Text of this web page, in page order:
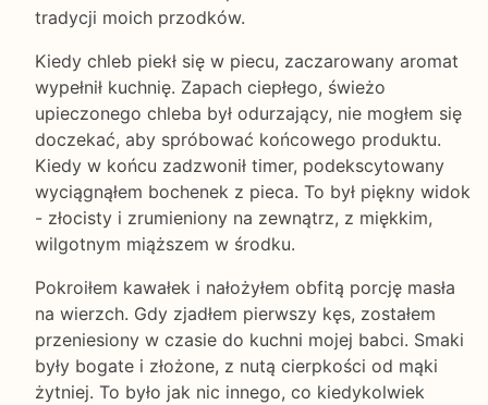
tradycji moich przodków.
Kiedy chleb piekł się w piecu, zaczarowany aromat
wypełnił kuchnię. Zapach ciepłego, świeżo
upieczonego chleba był odurzający, nie mogłem się
doczekać, aby spróbować końcowego produktu.
Kiedy w końcu zadzwonił timer, podekscytowany
wyciągnąłem bochenek z pieca. To był piękny widok
- złocisty i zrumieniony na zewnątrz, z miękkim,
wilgotnym miąższem w środku.
Pokroiłem kawałek i nałożyłem obfitą porcję masła
na wierzch. Gdy zjadłem pierwszy kęs, zostałem
przeniesiony w czasie do kuchni mojej babci. Smaki
były bogate i złożone, z nutą cierpkości od mąki
żytniej. To było jak nic innego, co kiedykolwiek